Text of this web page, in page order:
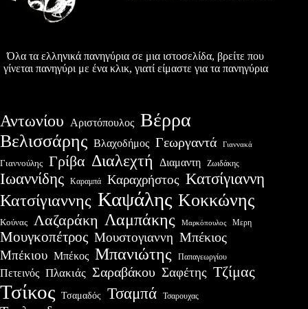
Όλα τα ελληνικά πανηγύρια σε μια ιστοσελίδα, βρείτε που
γίνεται πανηγύρι με ένα κλικ, γιατί είμαστε για τα πανηγύρια
Αντωνίου Αριστόπουλος Βέρρα
Βελισσάρης Βλαχοδήμος Γεωργαντά Γιαννακά
Γιαννούλης Γρίβα Διαλεχτή Διαμαντη Ζωιδάκης
Ιωαννίδης Καραμπά Καραχρήστος Κατσίγιαννη
Κατσίγιαννης Καψάλης Κοκκώνης
Κούνας Λαζαράκη Λαμπάκης Μαρκόπουλος Μερη
Μουγκοπέτρος Μουστογιαννη Μπέκιος
Μπέκιου Μπέκος Μπανιώτης Παπαγεωργίου
Πετεινός Πλακιάς Σαραβάκου Σαφέτης Τζίμας
Τσίκος Τσαμαδός Τσαμπά Τσαρουχας